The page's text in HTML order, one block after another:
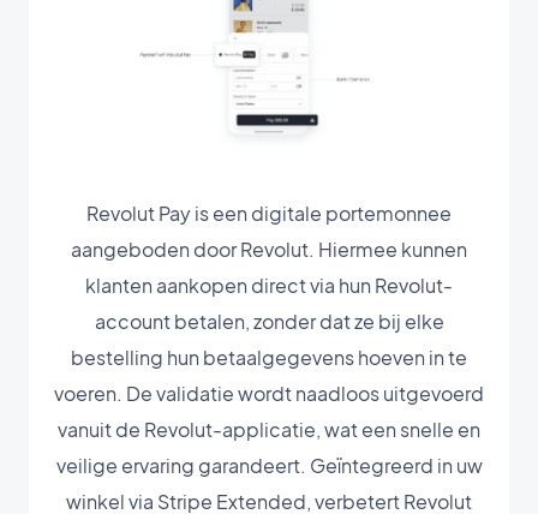
Revolut Pay is een digitale portemonnee
aangeboden door Revolut. Hiermee kunnen
klanten aankopen direct via hun Revolut-
account betalen, zonder dat ze bij elke
bestelling hun betaalgegevens hoeven in te
voeren. De validatie wordt naadloos uitgevoerd
vanuit de Revolut-applicatie, wat een snelle en
veilige ervaring garandeert. Geïntegreerd in uw
winkel via Stripe Extended, verbetert Revolut